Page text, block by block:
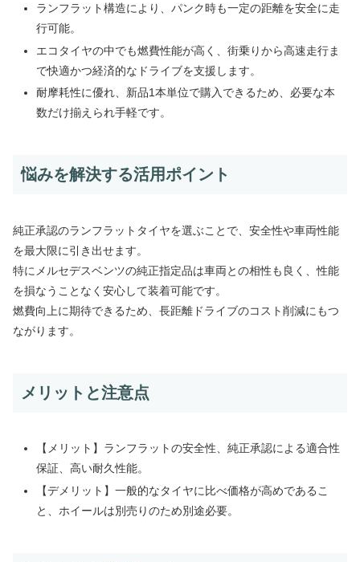
ランフラット構造により、パンク時も一定の距離を安全に走
行可能。
エコタイヤの中でも燃費性能が高く、街乗りから高速走行ま
で快適かつ経済的なドライブを支援します。
耐摩耗性に優れ、新品1本単位で購入できるため、必要な本
数だけ揃えられ手軽です。
悩みを解決する活用ポイント
純正承認のランフラットタイヤを選ぶことで、安全性や車両性能
を最大限に引き出せます。
特にメルセデスベンツの純正指定品は車両との相性も良く、性能
を損なうことなく安心して装着可能です。
燃費向上に期待できるため、長距離ドライブのコスト削減にもつ
ながります。
メリットと注意点
【メリット】ランフラットの安全性、純正承認による適合性
保証、高い耐久性能。
【デメリット】一般的なタイヤに比べ価格が高めであるこ
と、ホイールは別売りのため別途必要。